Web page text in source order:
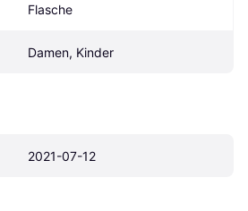
Flasche
Damen, Kinder
2021-07-12